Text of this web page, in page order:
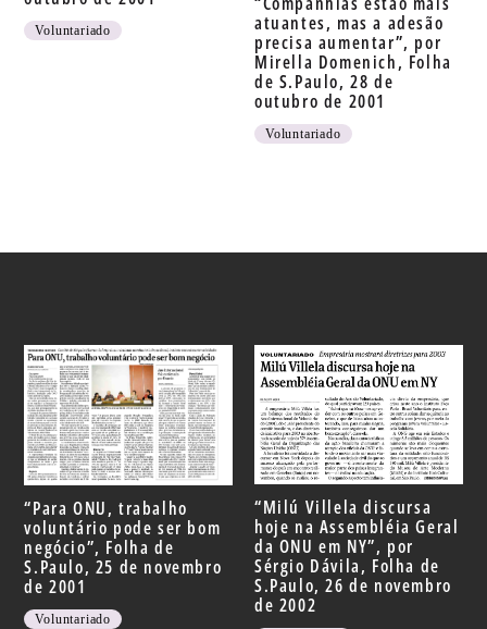
Voluntariado
atuantes, mas a adesão
precisa aumentar”, por
Mirella Domenich, Folha
de S.Paulo, 28 de
outubro de 2001
Voluntariado
“Para ONU, trabalho
voluntário pode ser bom
negócio”, Folha de
S.Paulo, 25 de novembro
de 2001
Voluntariado
“Milú Villela discursa
hoje na Assembléia Geral
da ONU em NY”, por
Sérgio Dávila, Folha de
S.Paulo, 26 de novembro
de 2002